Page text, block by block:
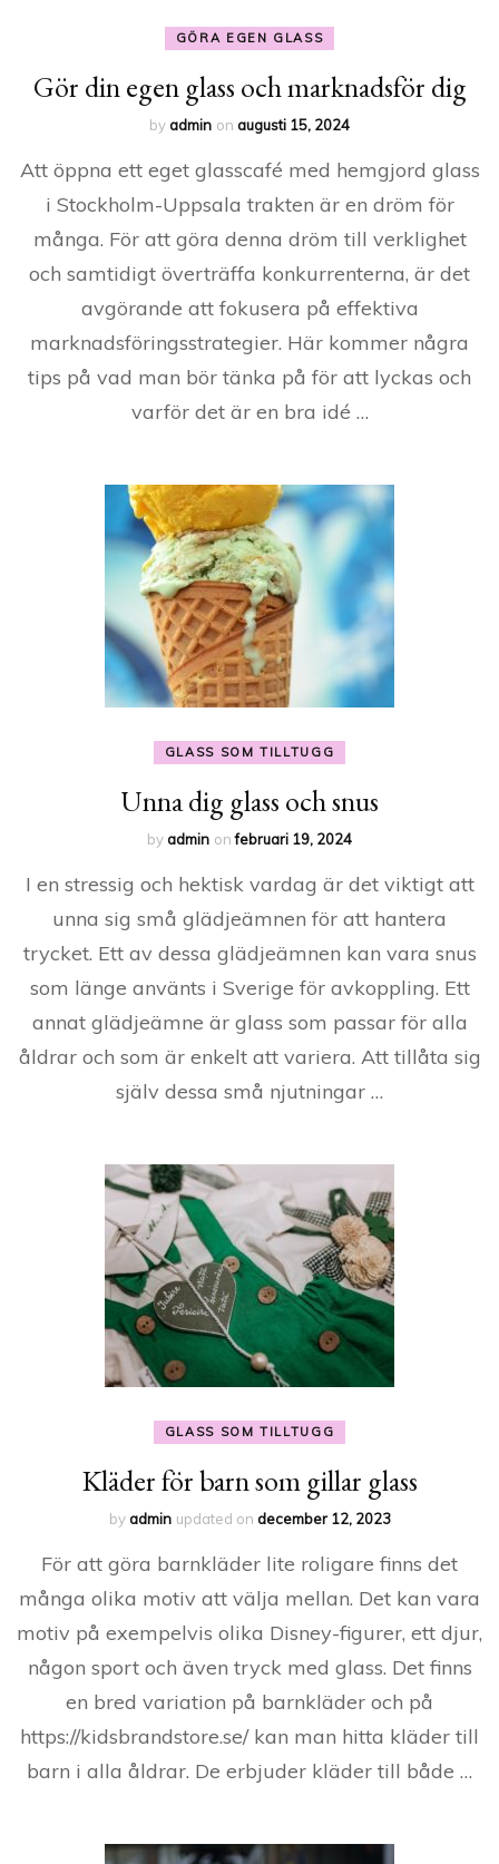
GÖRA EGEN GLASS
Gör din egen glass och marknadsför dig
byadmin on augusti 15, 2024
Att öppna ett eget glasscafé med hemgjord glass
i Stockholm-Uppsala trakten är en dröm för
många. För att göra denna dröm till verklighet
och samtidigt överträffa konkurrenterna, är det
avgörande att fokusera på effektiva
marknadsföringsstrategier. Här kommer några
tips på vad man bör tänka på för att lyckas och
varför det är en bra idé …
GLASS SOM TILLTUGG
Unna dig glass och snus
byadmin onfebruari 19, 2024
I en stressig och hektisk vardag är det viktigt att
unna sig små glädjeämnen för att hantera
trycket. Ett av dessa glädjeämnen kan vara snus
som länge använts i Sverige för avkoppling. Ett
annat glädjeämne är glass som passar för alla
åldrar och som är enkelt att variera. Att tillåta sig
själv dessa små njutningar …
GLASS SOM TILLTUGG
Kläder för barn som gillar glass
byadmin updated on december 12, 2023
För att göra barnkläder lite roligare finns det
många olika motiv att välja mellan. Det kan vara
motiv på exempelvis olika Disney-figurer, ett djur,
någon sport och även tryck med glass. Det finns
en bred variation på barnkläder och på
https://kidsbrandstore.se/ kan man hitta kläder till
barn i alla åldrar. De erbjuder kläder till både …